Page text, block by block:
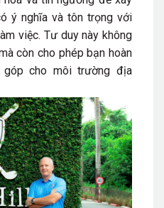
ý nghĩa và tôn trọng với
việc. Tư duy này không
còn cho phép bạn hoàn
cho môi trường địa